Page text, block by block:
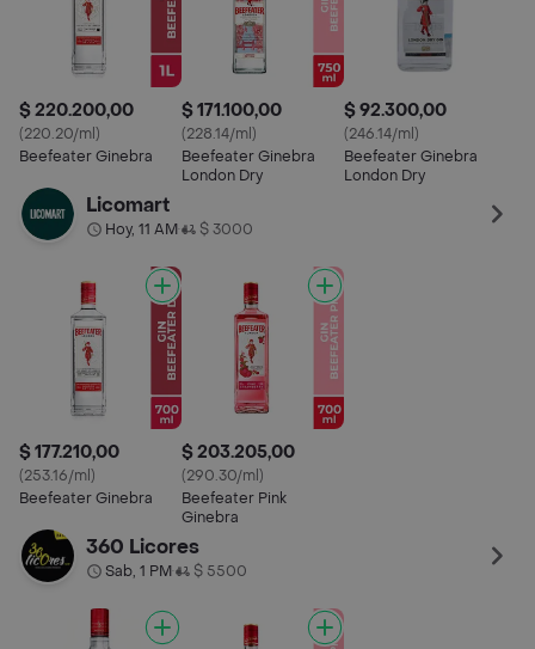
$ 220.200,00
(220.20/ml)
Beefeater Ginebra
$ 171.100,00
(228.14/ml)
Beefeater Ginebra
London Dry
$ 92.300,00
(246.14/ml)
Beefeater Ginebra
London Dry
Licomart
Hoy, 11 AM• $ 3000
$ 177.210,00
(253.16/ml)
Beefeater Ginebra
$ 203.205,00
(290.30/ml)
Beefeater Pink
Ginebra
360 Licores
Sab, 1 PM• $ 5500